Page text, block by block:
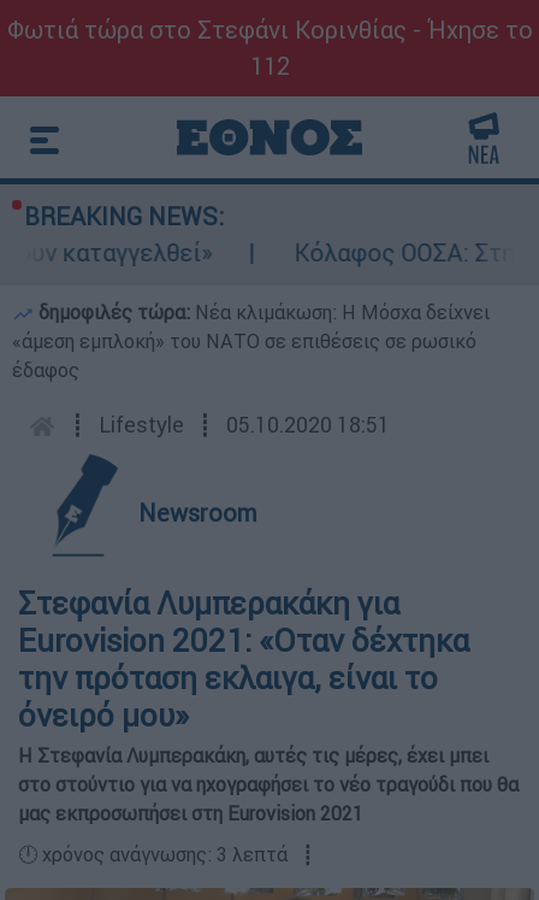
Φωτιά τώρα στο Στεφάνι Κορινθίας - Ήχησε το
112
BREAKING NEWS:
Κόλαφος ΟΟΣΑ: Στην
δημοφιλές τώρα: Νέα κλιμάκωση: Η Μόσχα δείχνει
«άμεση εμπλοκή» του ΝΑΤΟ σε επιθέσεις σε ρωσικό
έδαφος
┋ Lifestyle ┋ 05.10.2020 18:51
Newsroom
Στεφανία Λυμπερακάκη για
Eurovision 2021: «Οταν δέχτηκα
την πρόταση εκλαιγα, είναι το
όνειρό μου»
Η Στεφανία Λυμπερακάκη, αυτές τις μέρες, έχει μπει
στο στούντιο για να ηχογραφήσει το νέο τραγούδι που θα
μας εκπροσωπήσει στη Eurovision 2021
🕛 χρόνος ανάγνωσης: 3 λεπτά ┋